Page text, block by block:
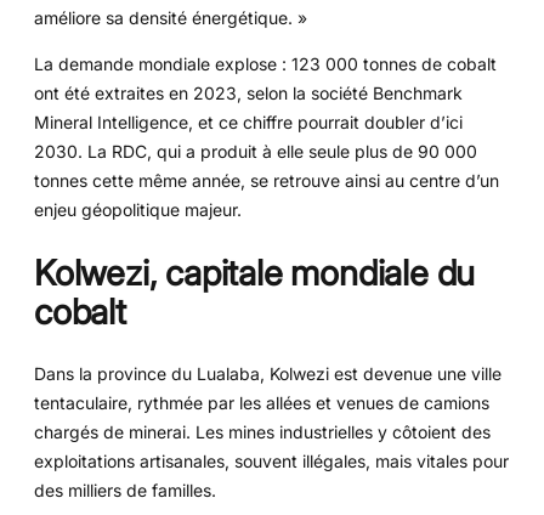
améliore sa densité énergétique. »
La demande mondiale explose : 123 000 tonnes de cobalt
ont été extraites en 2023, selon la société Benchmark
Mineral Intelligence, et ce chiffre pourrait doubler d’ici
2030. La RDC, qui a produit à elle seule plus de 90 000
tonnes cette même année, se retrouve ainsi au centre d’un
enjeu géopolitique majeur.
Kolwezi, capitale mondiale du
cobalt
Dans la province du Lualaba, Kolwezi est devenue une ville
tentaculaire, rythmée par les allées et venues de camions
chargés de minerai. Les mines industrielles y côtoient des
exploitations artisanales, souvent illégales, mais vitales pour
des milliers de familles.